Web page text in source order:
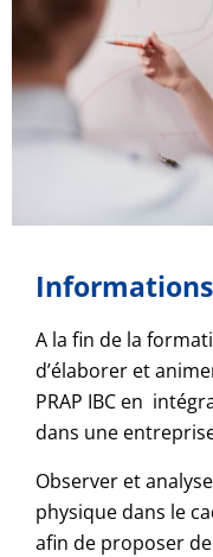
A la fin de la
d’élaborer et
PRAP IBC en
dans une
Observer et
physique dans le
afin de proposer